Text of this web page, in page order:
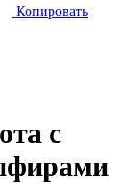
Копировать
с